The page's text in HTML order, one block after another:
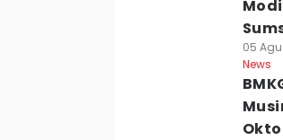
05 Agu
News